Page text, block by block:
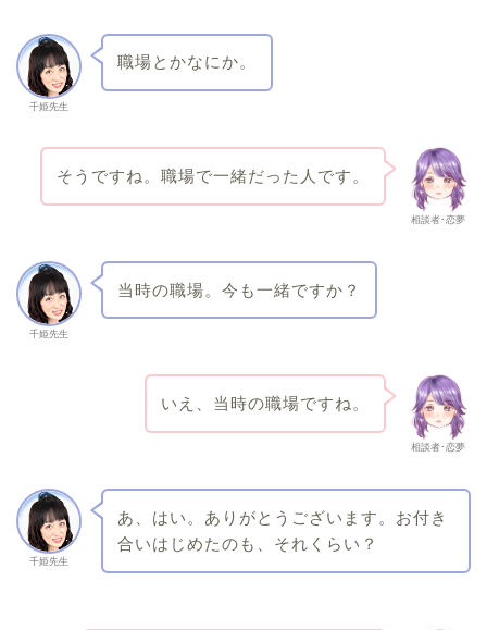
千姫先生
職場とかなにか。
相談者･恋夢
そうですね。職場で一緒だった人です。
千姫先生
当時の職場。今も一緒ですか？
相談者･恋夢
いえ、当時の職場ですね。
千姫先生
あ、はい。ありがとうございます。お付き
合いはじめたのも、それくらい？